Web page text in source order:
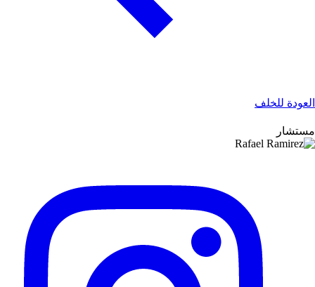
العودة للخلف
مستشار